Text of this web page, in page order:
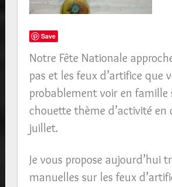
Save
Notre Fête Nationale
pas et les feux d’artifice que
probablement voir en famille
chouette thème d’activité en
juillet.
Je vous propose aujourd’hui
manuelles sur les feux